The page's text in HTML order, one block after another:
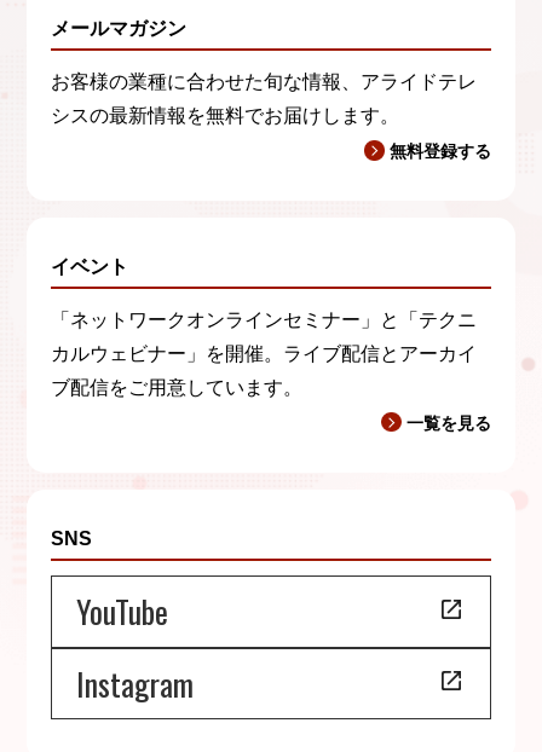
メールマガジン
お客様の業種に合わせた旬な情報、アライドテレ
シスの最新情報を無料でお届けします。
無料登録する
イベント
「ネットワークオンラインセミナー」と「テクニ
カルウェビナー」を開催。ライブ配信とアーカイ
ブ配信をご用意しています。
一覧を見る
SNS
YouTube
Instagram